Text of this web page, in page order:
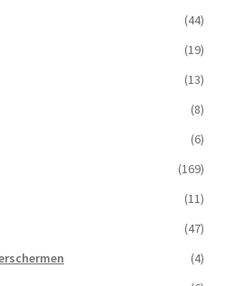
(44)
(19)
(13)
(8)
(6)
(169)
(11)
(47)
(4)